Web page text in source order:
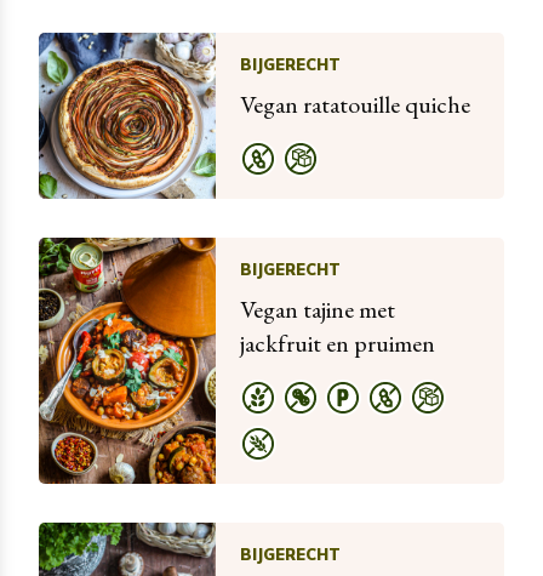
BIJGERECHT
Vegan ratatouille quiche
BIJGERECHT
Vegan tajine met
jackfruit en pruimen
BIJGERECHT